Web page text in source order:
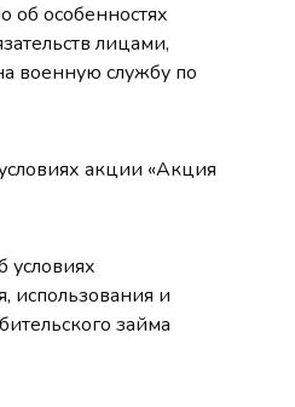
об особенностях
лицами,
военную службу по
акции «Акция
использования и
займа